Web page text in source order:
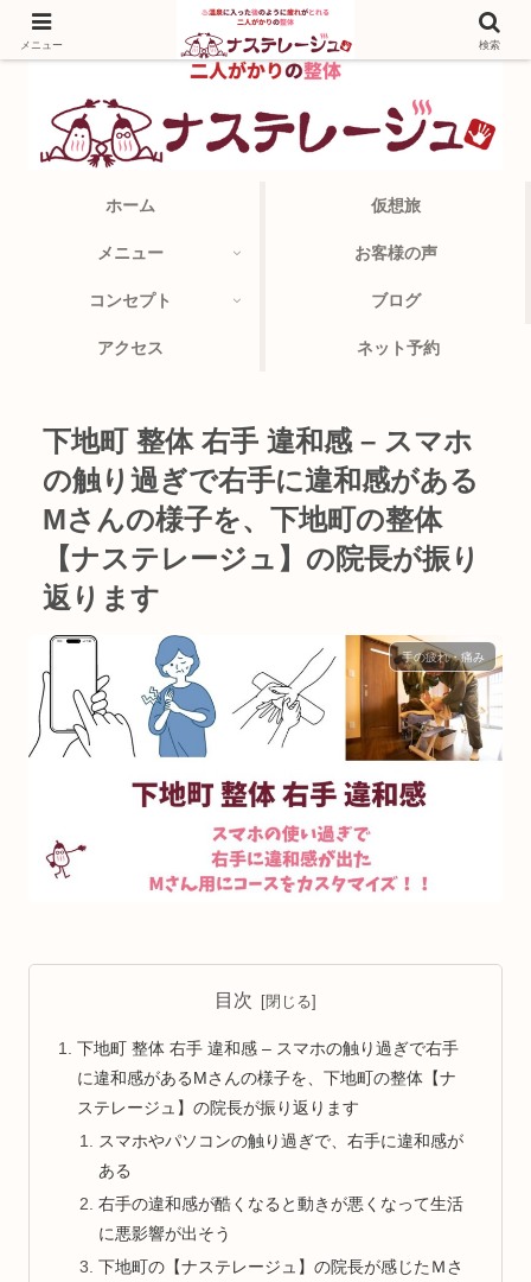
ホーム 仮想旅
メニュー お客様の声
コンセプト ブログ
アクセス ネット予約
下地町 整体 右手 違和感 – スマホ
の触り過ぎで右手に違和感がある
Mさんの様子を、下地町の整体
【ナステレージュ】の院長が振り
返ります
手の疲れ・痛み
目次
下地町 整体 右手 違和感 – スマホの触り過ぎで右手
に違和感があるMさんの様子を、下地町の整体【ナ
ステレージュ】の院長が振り返ります
スマホやパソコンの触り過ぎで、右手に違和感が
ある
右手の違和感が酷くなると動きが悪くなって生活
に悪影響が出そう
下地町の【ナステレージュ】の院長が感じたＭさ
メニュー 検索